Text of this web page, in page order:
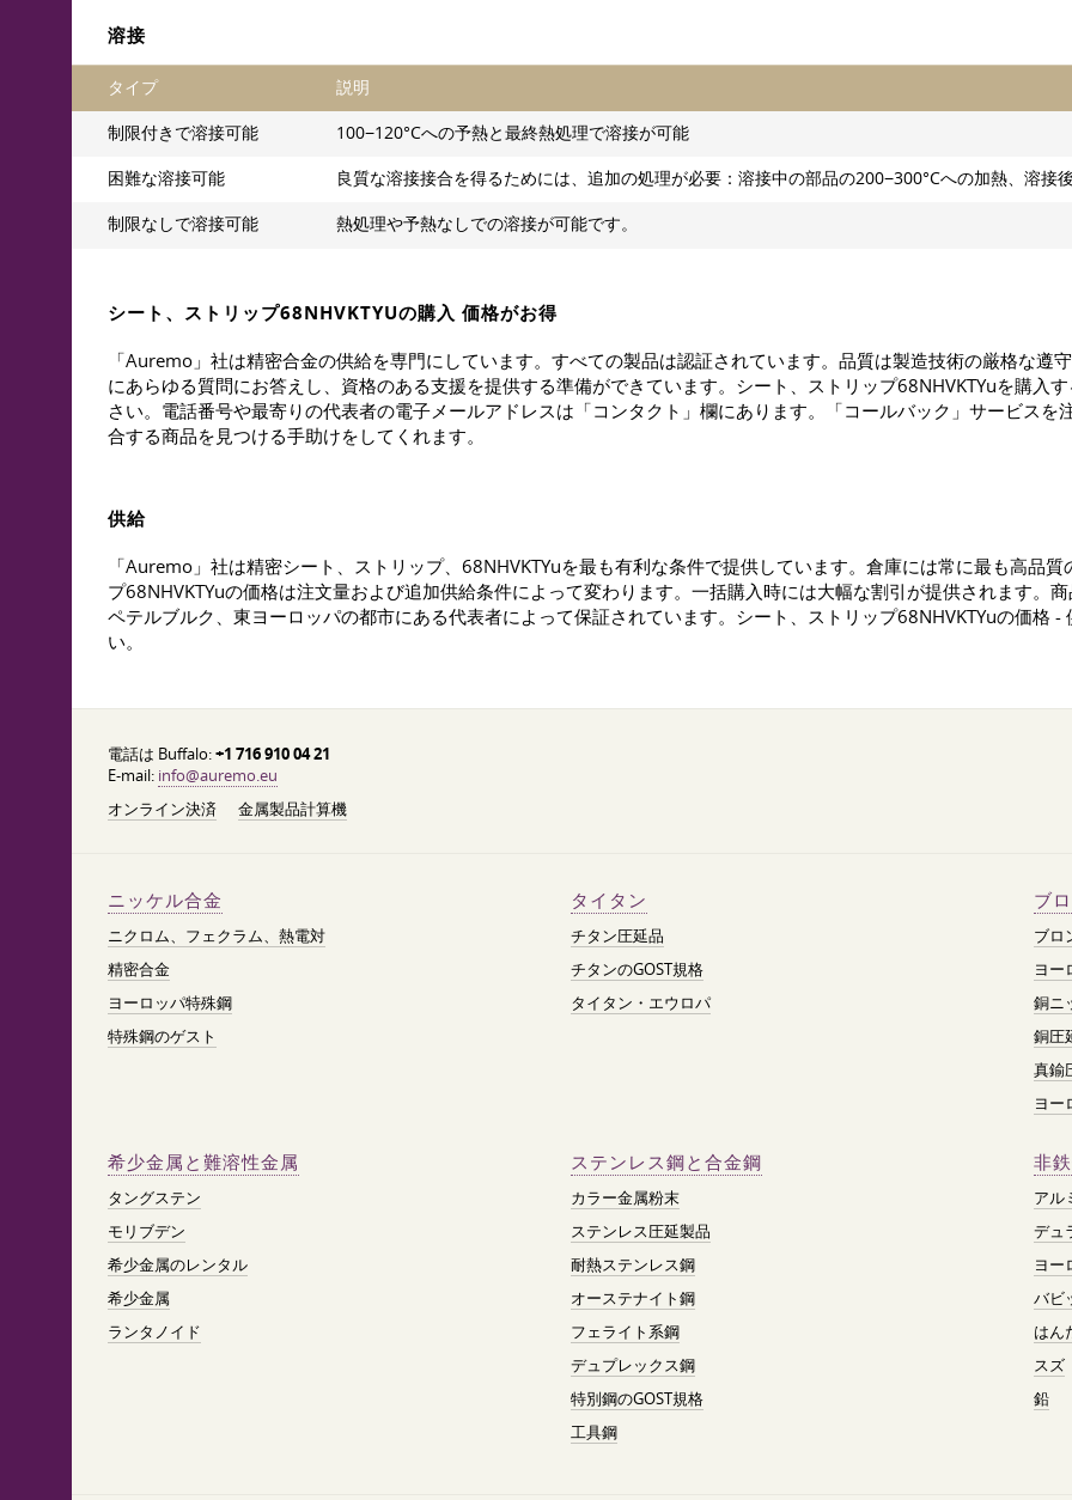
溶接
タイプ 説明
制限付きで溶接可能 100−120°Cへの予熱と最終熱処理で溶接が可能
困難な溶接可能 良質な溶接接合を得るためには、追加の処理が必要：溶接中の部品の200−300°Cへの加熱、溶接
制限なしで溶接可能 熱処理や予熱なしでの溶接が可能です。
シート、ストリップ68NHVKTYUの購入 価格がお得
「Auremo」社は精密合金の供給を専門にしています。すべての製品は認証されています。品質は製造技術の厳格な遵
にあらゆる質問にお答えし、資格のある支援を提供する準備ができています。シート、ストリップ68NHVKTYuを購入
さい。電話番号や最寄りの代表者の電子メールアドレスは「コンタクト」欄にあります。「コールバック」サービス
合する商品を見つける手助けをしてくれます。
供給
「Auremo」社は精密シート、ストリップ、68NHVKTYuを最も有利な条件で提供しています。倉庫には常に最も高品
プ68NHVKTYuの価格は注文量および追加供給条件によって変わります。一括購入時には大幅な割引が提供されます。
ペテルブルク、東ヨーロッパの都市にある代表者によって保証されています。シート、ストリップ68NHVKTYuの価格
い。
電話は Buffalo:+1 716 910 04 21
E-mail: info@auremo.eu
オンライン決済
金属製品計算機
ニッケル合金
ニクロム、フェクラム、熱電対
精密合金
ヨーロッパ特殊鋼
特殊鋼のゲスト
タイタン
チタン圧延品
チタンのGOST規格
タイタン・エウロパ
ブ
ブロ
ヨー
銅ニ
銅圧
真鍮
ヨー
希少金属と難溶性金属
タングステン
モリブデン
希少金属のレンタル
希少金属
ランタノイド
ステンレス鋼と合金鋼
カラー金属粉末
ステンレス圧延製品
耐熱ステンレス鋼
オーステナイト鋼
フェライト系鋼
デュプレックス鋼
特別鋼のGOST規格
工具鋼
非
アル
デュ
ヨー
バビ
はん
スズ
鉛